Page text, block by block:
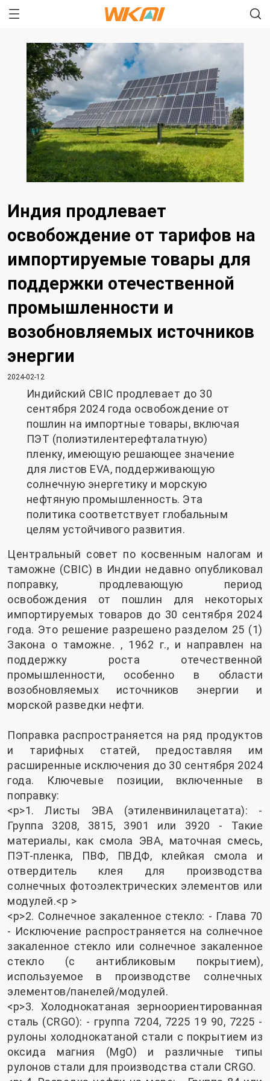
Индия продлевает
освобождение от тарифов на
импортируемые товары для
поддержки отечественной
промышленности и
возобновляемых источников
энергии
2024-02-12
Индийский CBIC продлевает до 30
сентября 2024 года освобождение от
пошлин на импортные товары, включая
ПЭТ (полиэтилентерефталатную)
пленку, имеющую решающее значение
для листов EVA, поддерживающую
солнечную энергетику и морскую
нефтяную промышленность. Эта
политика соответствует глобальным
целям устойчивого развития.
Центральный совет по косвенным налогам и
таможне (CBIC) в Индии недавно опубликовал
поправку, продлевающую период
освобождения от пошлин для некоторых
импортируемых товаров до 30 сентября 2024
года. Это решение разрешено разделом 25 (1)
Закона о таможне. , 1962 г., и направлен на
поддержку роста отечественной
промышленности, особенно в области
возобновляемых источников энергии и
морской разведки нефти.
Поправка распространяется на ряд продуктов
и тарифных статей, предоставляя им
расширенные исключения до 30 сентября 2024
года. Ключевые позиции, включенные в
поправку:
<р>1. Листы ЭВА (этиленвинилацетата): -
Группа 3208, 3815, 3901 или 3920 - Такие
материалы, как смола ЭВА, маточная смесь,
ПЭТ-пленка, ПВФ, ПВДФ, клейкая смола и
отвердитель клея для производства
солнечных фотоэлектрических элементов или
модулей.<p >
<р>2. Солнечное закаленное стекло: - Глава 70
- Исключение распространяется на солнечное
закаленное стекло или солнечное закаленное
стекло (с антибликовым покрытием),
используемое в производстве солнечных
элементов/панелей/модулей.
<р>3. Холоднокатаная зерноориентированная
сталь (CRGO): - группа 7204, 7225 19 90, 7225 -
рулоны холоднокатаной стали с покрытием из
оксида магния (MgO) и различные типы
рулонов стали для производства стали CRGO.